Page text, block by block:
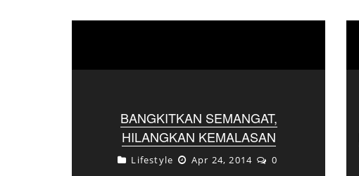
BANGKITKAN SEMANGAT,
HILANGKAN KEMALASAN
Setiap manusia di muka bumi ini pasti
Lifestyle Apr 24, 2014 0